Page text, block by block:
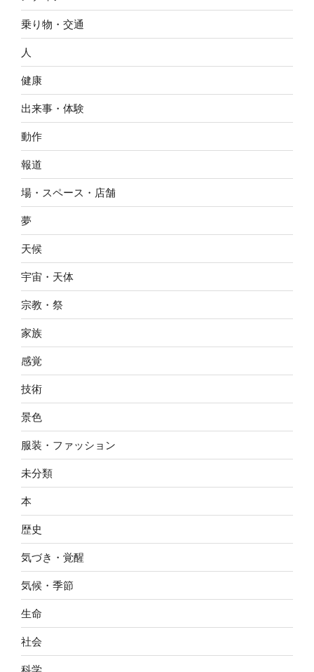
乗り物・交通
人
健康
出来事・体験
動作
報道
場・スペース・店舗
夢
天候
宇宙・天体
宗教・祭
家族
感覚
技術
景色
服装・ファッション
未分類
本
歴史
気づき・覚醒
気候・季節
生命
社会
科学